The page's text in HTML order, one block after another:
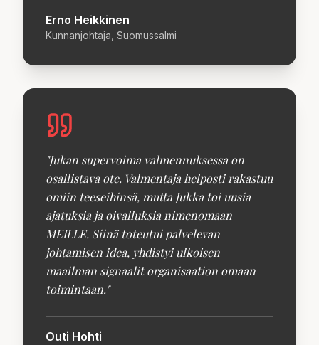
Erno Heikkinen
Kunnanjohtaja, Suomussalmi
"Jukan supervoima valmennuksessa on
osallistava ote. Valmentaja helposti rakastuu
omiin teeseihinsä, mutta Jukka toi uusia
ajatuksia ja oivalluksia nimenomaan
MEILLE. Siinä toteutui palvelevan
johtamisen idea, yhdistyi ulkoisen
maailman signaalit organisaation omaan
toimintaan."
Outi Hohti